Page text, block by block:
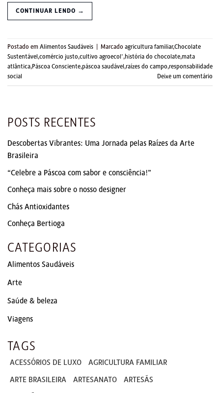
POSTS RECENTES
Descobertas Vibrantes: Uma Jornada pelas Raízes da Arte
Brasileira
“Celebre a Páscoa com sabor e consciência!”
Conheça mais sobre o nosso designer
Chás Antioxidantes
Conheça Bertioga
CATEGORIAS
Alimentos Saudáveis
Arte
Saúde & beleza
Viagens
TAGS
ACESSÓRIOS DE LUXO AGRICULTURA FAMILIAR
ARTE BRASILEIRA ARTESANATO ARTESÃS
CONTINUAR LENDO →
Postado em Alimentos Saudáveis Marcado agricultura familiar,Chocolate
Sustentável,comércio justo,cultivo agroecol',história do chocolate,mata
atlântica,Páscoa Consciente,páscoa saudável,raízes do campo,responsabilidade
social
Deixe um comentário